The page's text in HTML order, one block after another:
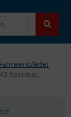
Fahrwerksfeder
Sportbac,